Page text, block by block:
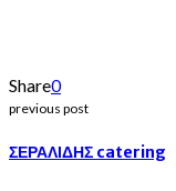
Share0
previous post
ΣΕΡΑΛΙΔΗΣ catering